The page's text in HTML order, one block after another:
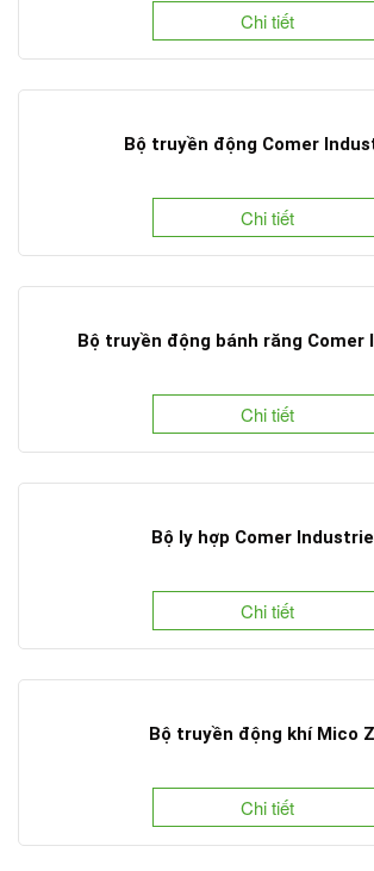
Chi tiết
Bộ truyền động Comer
Chi tiết
Bộ truyền động bánh răng Comer
Chi tiết
Bộ ly hợp Comer
Chi tiết
Bộ truyền động khí Mico
Chi tiết